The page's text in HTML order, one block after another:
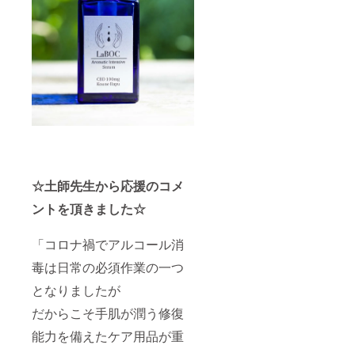
☆土師先生から応援のコメ
ントを頂きました☆
「コロナ禍でアルコール消
毒は日常の必須作業の一つ
となりましたが
だからこそ手肌が潤う修復
能力を備えたケア用品が重